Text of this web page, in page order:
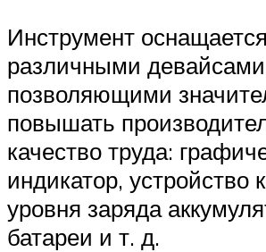
Инструмент оснащается
различными
позволяющими
повышать
качество труда:
индикатор, устройство
уровня заряда
батареи и т. д.